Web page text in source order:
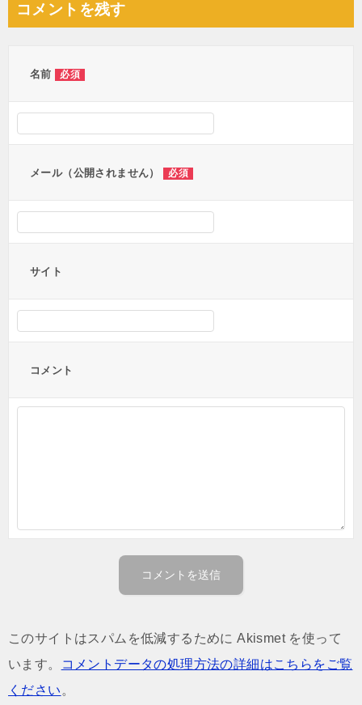
ビ
コメントを残す
名前 必須
メール（公開されません） 必須
サイト
コメント
このサイトはスパムを低減するために Akismet を使って
います。
コメントデータの処理方法の詳細はこちらをご覧
ください 。